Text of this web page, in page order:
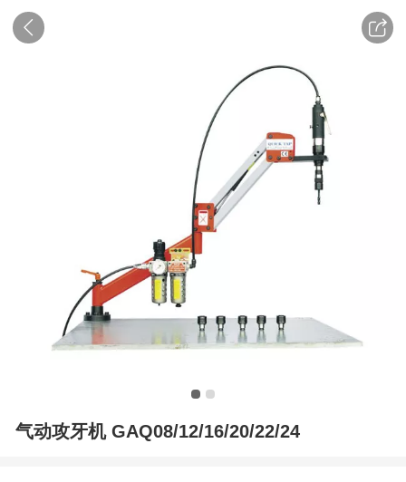
气动攻牙机 GAQ08/12/16/20/22/24